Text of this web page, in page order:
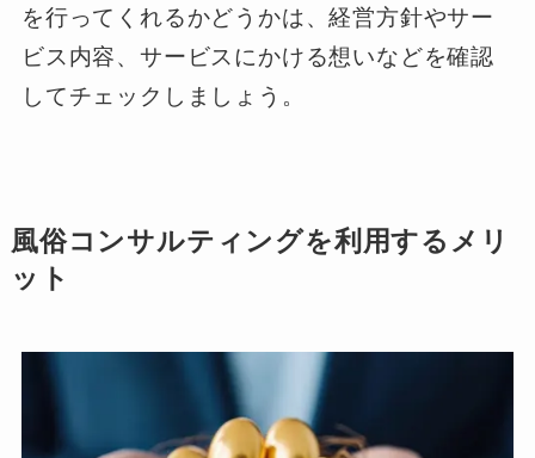
を行ってくれるかどうかは、経営方針やサー
ビス内容、サービスにかける想いなどを確認
してチェックしましょう。
風俗コンサルティングを利用するメリ
ット